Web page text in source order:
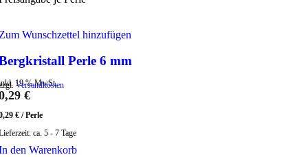
Wunschzettel hinzufügen
Perle 6 mm
19 % MwSt.
Versandkosten
€
€ /Perle
ca. 5 - 7 Tage
den Warenkorb